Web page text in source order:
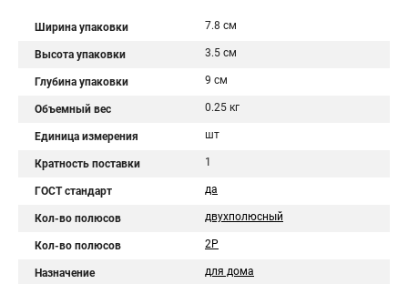
Ширина упаковки 7.8 см
Высота упаковки 3.5 см
Глубина упаковки 9 см
Объемный вес 0.25 кг
Единица измерения шт
Кратность поставки 1
ГОСТ стандарт да
Кол-во полюсов двухполюсный
Кол-во полюсов 2P
Назначение для дома